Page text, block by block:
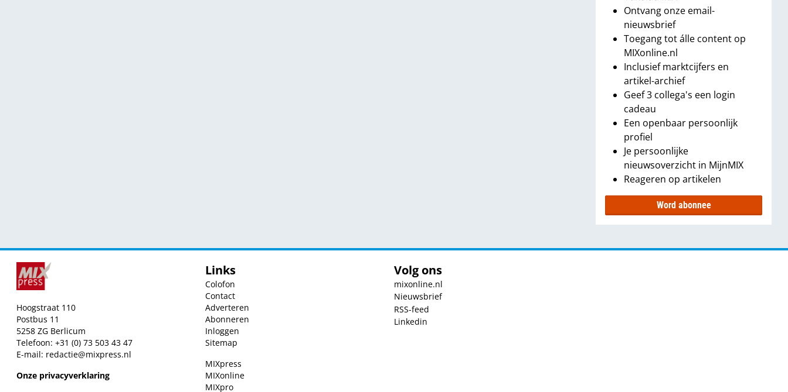
Ontvang onze email-
nieuwsbrief
Toegang tot álle content op
MIXonline.nl
Inclusief marktcijfers en
artikel-archief
Geef 3 collega's een login
cadeau
Een openbaar persoonlijk
profiel
Je persoonlijke
nieuwsoverzicht in MijnMIX
Reageren op artikelen
Word abonnee
Hoogstraat 110
Postbus 11
5258 ZG Berlicum
Telefoon: +31 (0) 73 503 43 47
E-mail: redactie@mixpress.nl
Onze privacyverklaring
Links
Colofon
Contact
Adverteren
Abonneren
Inloggen
Sitemap
MIXpress
MIXonline
MIXpro
Volg ons
mixonline.nl
Nieuwsbrief
RSS-feed
Linkedin